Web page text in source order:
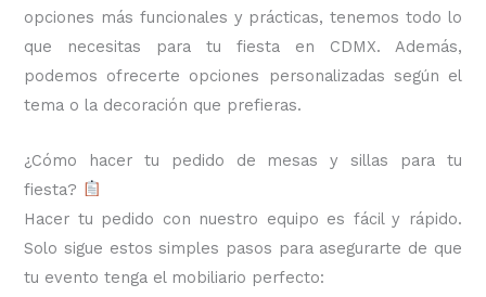
opciones más funcionales y prácticas, tenemos todo lo
que necesitas para tu fiesta en CDMX. Además,
podemos ofrecerte opciones personalizadas según el
tema o la decoración que prefieras.
¿Cómo hacer tu pedido de mesas y sillas para tu
fiesta?
Hacer tu pedido con nuestro equipo es fácil y rápido.
Solo sigue estos simples pasos para asegurarte de que
tu evento tenga el mobiliario perfecto: